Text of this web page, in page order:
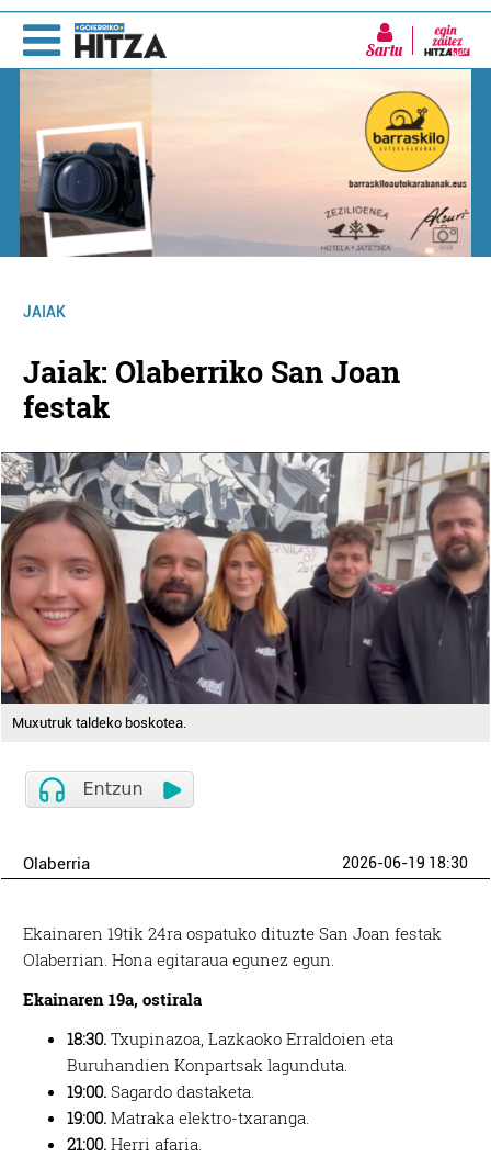
Sartu
JAIAK
Jaiak: Olaberriko San Joan
festak
Muxutruk taldeko boskotea.
Olaberria 2026-06-19 18:30
Ekainaren 19tik 24ra ospatuko dituzte San Joan festak
Olaberrian. Hona egitaraua egunez egun.
Ekainaren 19a, ostirala
18:30. Txupinazoa, Lazkaoko Erraldoien eta
Buruhandien Konpartsak lagunduta.
19:00. Sagardo dastaketa.
19:00. Matraka elektro-txaranga.
21:00. Herri afaria.